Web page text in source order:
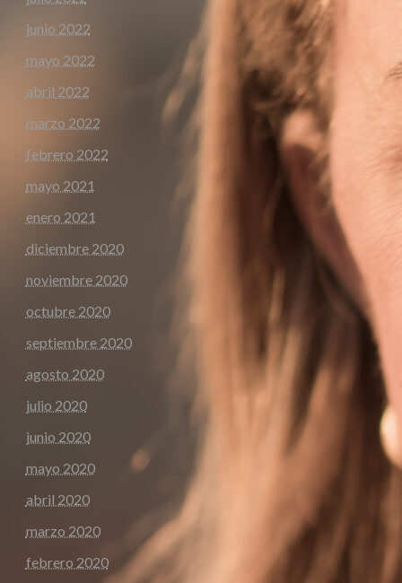
junio 2022
mayo 2022
abril 2022
marzo 2022
febrero 2022
mayo 2021
enero 2021
diciembre 2020
noviembre 2020
octubre 2020
septiembre 2020
agosto 2020
julio 2020
junio 2020
mayo 2020
abril 2020
marzo 2020
febrero 2020